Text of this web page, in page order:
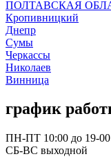
ПОЛТАВСКАЯ
Кропивницкий
Днепр
Сумы
Черкассы
Николаев
Винница
график
ПН-ПТ 10:00 до 19-00
СБ-ВС выходной